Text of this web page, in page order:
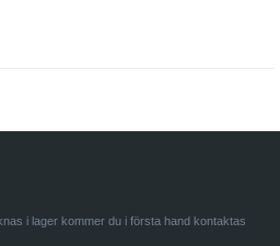
i lager kommer du i första hand kontaktas